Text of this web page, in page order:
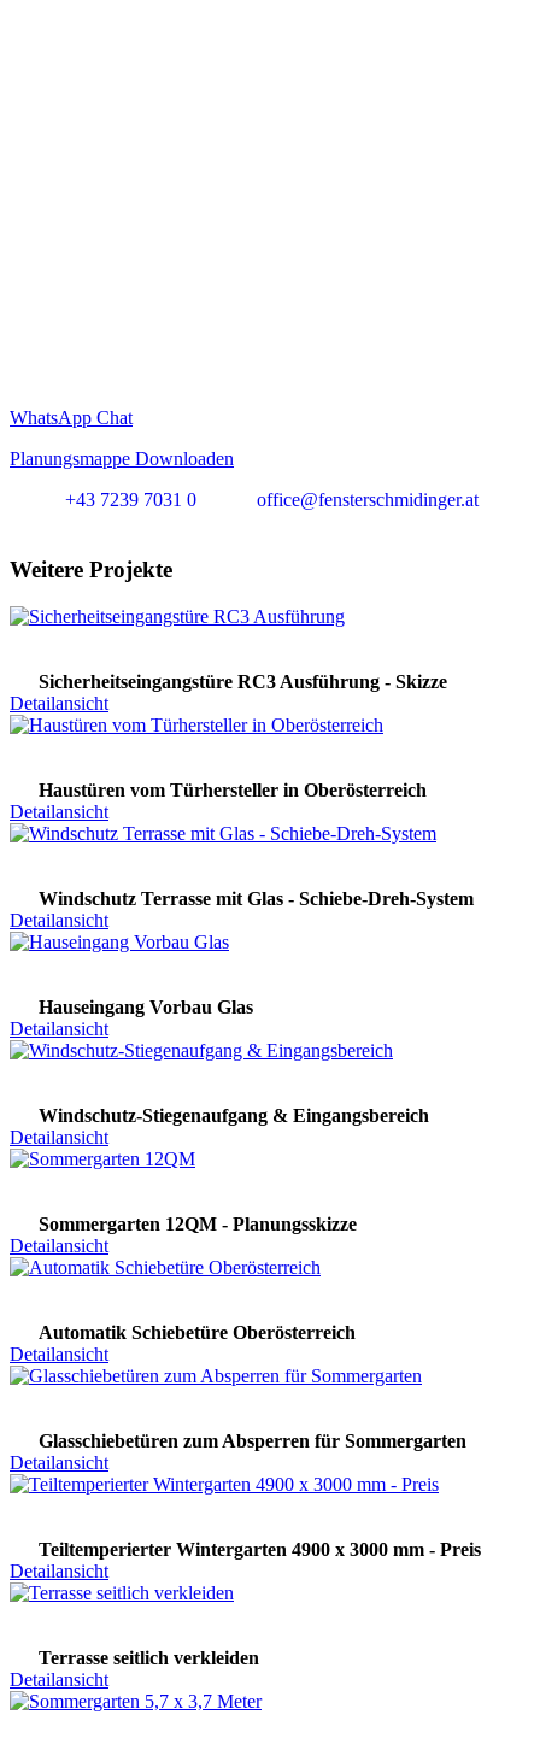
WhatsApp Chat
Planungsmappe Downloaden
+43 7239 7031 0
office@fensterschmidinger.at
Weitere Projekte
Sicherheitseingangstüre RC3 Ausführung - Skizze
Detailansicht
Haustüren vom Türhersteller in Oberösterreich
Detailansicht
Windschutz Terrasse mit Glas - Schiebe-Dreh-System
Detailansicht
Hauseingang Vorbau Glas
Detailansicht
Windschutz-Stiegenaufgang & Eingangsbereich
Detailansicht
Sommergarten 12QM - Planungsskizze
Detailansicht
Automatik Schiebetüre Oberösterreich
Detailansicht
Glasschiebetüren zum Absperren für Sommergarten
Detailansicht
Teiltemperierter Wintergarten 4900 x 3000 mm - Preis
Detailansicht
Terrasse seitlich verkleiden
Detailansicht